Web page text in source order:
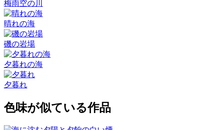
梅雨空の川
晴れの海
磯の岩場
夕暮れの海
夕暮れ
色味が似ている作品